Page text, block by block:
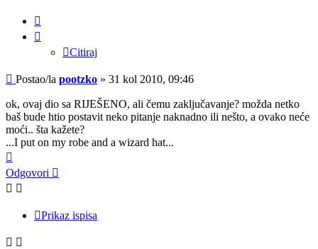
Citiraj
Post
Postao/la pootzko » 31 kol 2010, 09:46
ok, ovaj dio sa RIJEŠENO, ali čemu zaključavanje? možda netko
baš bude htio postavit neko pitanje naknadno ili nešto, a ovako neće
moći.. šta kažete?
...I put on my robe and a wizard hat...
Odgovori
Prikaz ispisa